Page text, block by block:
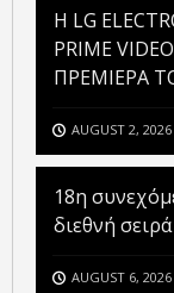
H LG
PRIME
ΠΡΕΜΙΕΡΑ
AUGUST 2, 2026
18η
διεθνή
AUGUST 6, 2026